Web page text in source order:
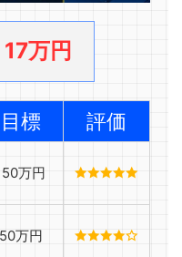
17万円
目標 評価
万円
50万円